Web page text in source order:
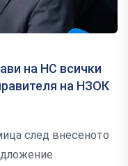
на НС всички
на НЗОК
след внесеното